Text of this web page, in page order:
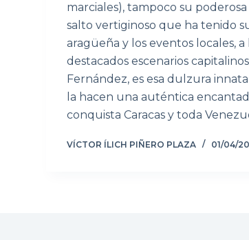
marciales), tampoco su
salto vertiginoso que ha tenido
aragüeña y los eventos locales,
destacados escenarios
Fernández, es esa dulzura
la hacen una auténtica
conquista Caracas y toda
VÍCTOR ÍLICH PIÑERO PLAZA 01/04/